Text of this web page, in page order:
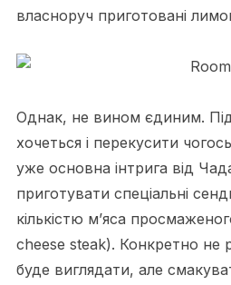
власноруч приготовані
Однак, не вином єдиним.
хочеться і перекусити
уже основна інтрига від
приготувати спеціальні
кількістю м’яса
cheese steak). Конкретно не
буде виглядати, але